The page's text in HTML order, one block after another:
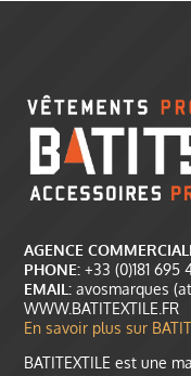
AGENCE
PHONE: +33 (0)181 695
EMAIL: avosmarques
WWW.BATITEXTILE.FR
En savoir plus sur
BATITEXTILE est une